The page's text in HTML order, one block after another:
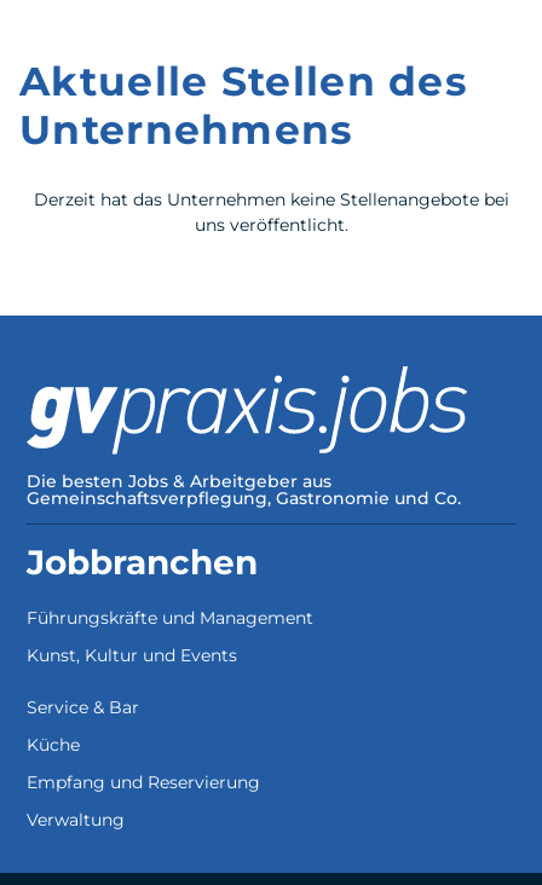
Aktuelle Stellen des
Unternehmens
Derzeit hat das Unternehmen keine Stellenangebote bei
uns veröffentlicht.
Die besten Jobs & Arbeitgeber aus
Gemeinschaftsverpflegung, Gastronomie und Co.
Jobbranchen
Führungskräfte und Management
Kunst, Kultur und Events
Service & Bar
Küche
Empfang und Reservierung
Verwaltung